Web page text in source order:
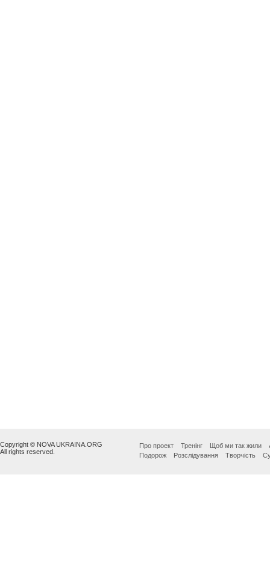
Copyright © NOVA UKRAINA.ORG
All rights reserved.
Про проект Тренінг Щоб ми так жили
Подорож
Розслідування Творчість